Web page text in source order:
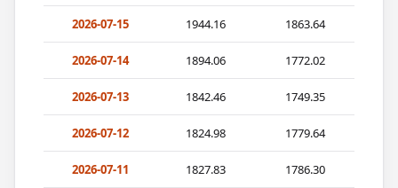
2026-07-15 1944.16 1863.64
2026-07-14 1894.06 1772.02
2026-07-13 1842.46 1749.35
2026-07-12 1824.98 1779.64
2026-07-11 1827.83 1786.30